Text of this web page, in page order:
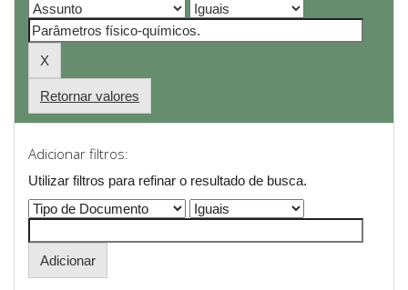
Retornar valores
Adicionar filtros:
Utilizar filtros para refinar o resultado de busca.